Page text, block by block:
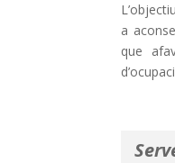
a
que